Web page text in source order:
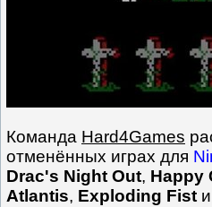
Команда Hard4Games
отменённых играх для
Drac's Night Out, Happy
Atlantis, Exploding Fist и